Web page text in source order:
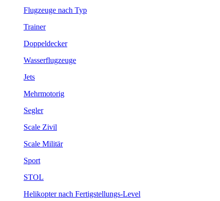
Flugzeuge nach Typ
Trainer
Doppeldecker
Wasserflugzeuge
Jets
Mehrmotorig
Segler
Scale Zivil
Scale Militär
Sport
STOL
Helikopter nach Fertigstellungs-Level